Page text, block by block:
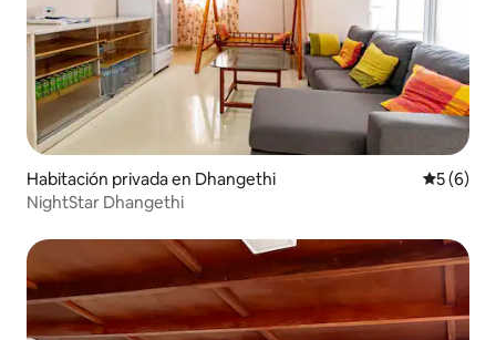
Habitación privada en Dhangethi
5 (6)
NightStar Dhangethi